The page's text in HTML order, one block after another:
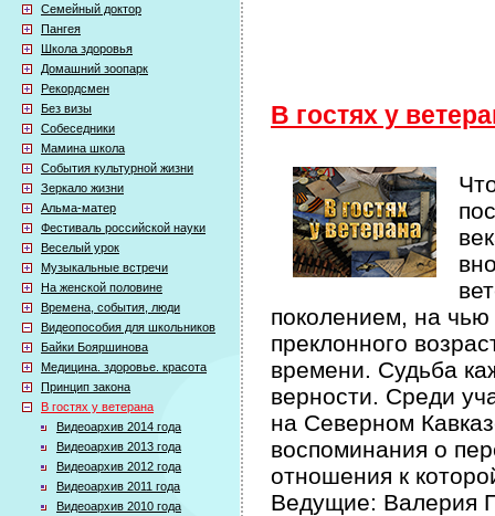
Семейный доктор
Пангея
Школа здоровья
Домашний зоопарк
Рекордсмен
Без визы
Собеседники
Мамина школа
События культурной жизни
Зеркало жизни
Альма-матер
Фестиваль российской науки
Веселый урок
Музыкальные встречи
На женской половине
Времена, события, люди
Видеопособия для школьников
Байки Бояршинова
Медицина. здоровье. красота
Принцип закона
В гостях у ветерана
Видеоархив 2014 года
Видеоархив 2013 года
Видеоархив 2012 года
Видеоархив 2011 года
Видеоархив 2010 года
В гостях у
поколением, на
преклонного
времени. Судьба
верности. Среди
на Северном
воспоминания о
отношения к
Ведущие: Валерия